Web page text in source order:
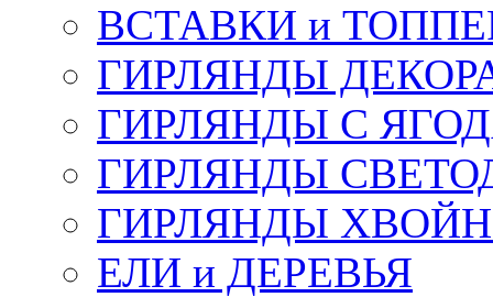
ВСТАВКИ и
ГИРЛЯНДЫ
ГИРЛЯНДЫ С
ГИРЛЯНДЫ
ГИРЛЯНДЫ
ЕЛИ и ДЕРЕВЬЯ